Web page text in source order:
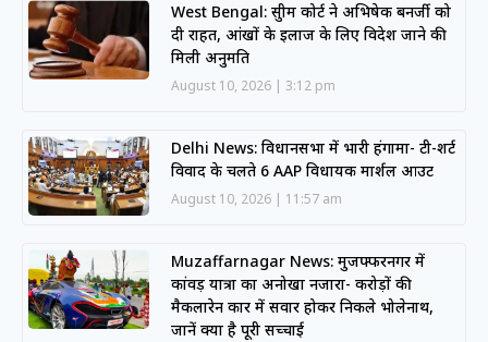
West Bengal: सुप्रीम कोर्ट ने अभिषेक बनर्जी को
दी राहत, आंखों के इलाज के लिए विदेश जाने की
मिली अनुमति
August 10, 2026 3:12 pm
Delhi News: विधानसभा में भारी हंगामा- टी-शर्ट
विवाद के चलते 6 AAP विधायक मार्शल आउट
August 10, 2026 11:57 am
Muzaffarnagar News: मुजफ्फरनगर में
कांवड़ यात्रा का अनोखा नजारा- करोड़ों की
मैकलारेन कार में सवार होकर निकले भोलेनाथ,
जानें क्या है पूरी सच्चाई